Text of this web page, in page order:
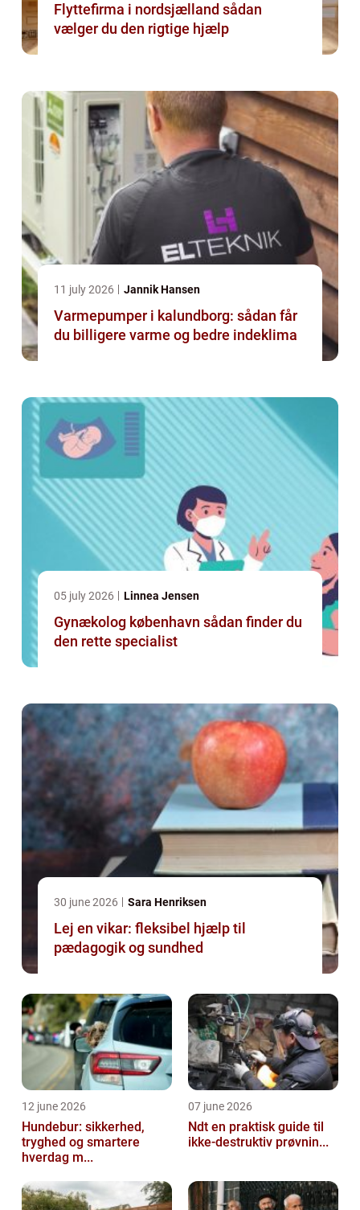
Flyttefirma i nordsjælland sådan
vælger du den rigtige hjælp
11 july 2026 Jannik Hansen
Varmepumper i kalundborg: sådan får
du billigere varme og bedre indeklima
05 july 2026 Linnea Jensen
Gynækolog københavn sådan finder du
den rette specialist
30 june 2026 Sara Henriksen
Lej en vikar: fleksibel hjælp til
pædagogik og sundhed
12 june 2026
Hundebur: sikkerhed,
tryghed og smartere
hverdag m...
07 june 2026
Ndt en praktisk guide til
ikke-destruktiv prøvnin...